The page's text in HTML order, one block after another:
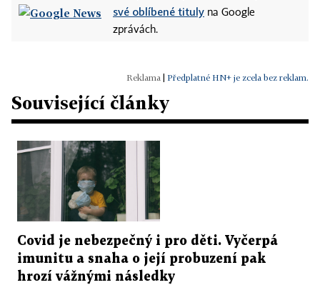
své oblíbené tituly na Google
zprávách.
Předplatné HN+ je zcela bez reklam.
Související články
Covid je nebezpečný i pro děti. Vyčerpá
imunitu a snaha o její probuzení pak
hrozí vážnými následky